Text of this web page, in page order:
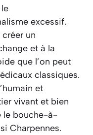
excessif.
un
et à la
que l’on peut
classiques.
et
vivant et bien
le bouche-à-
Charpennes.